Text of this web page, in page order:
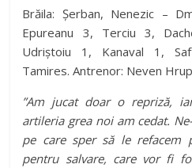
i
d
e
Brăila: Șerban, Nenezic –
Epureanu 3, Terciu 3,
Udriștoiu 1, Kanaval 1,
Tamires. Antrenor: Neven
”Am jucat doar o repriză,
artileria grea noi am cedat.
pe care sper să le refacem
pentru salvare, care vor fi